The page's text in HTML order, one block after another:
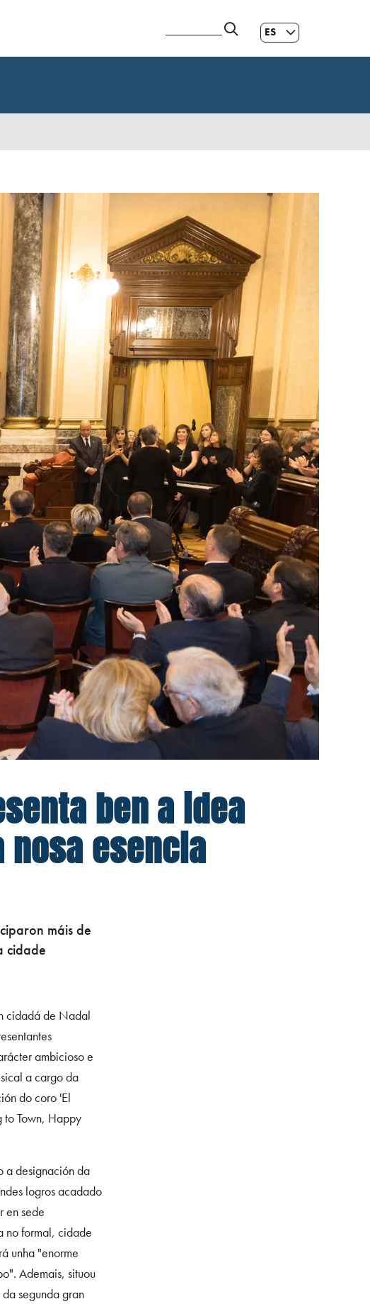
ES
GL|
EN
ben a idea
esencia
máis de
cidade
cidadá de Nadal
ambicioso e
a cargo da
do coro 'El
to Town, Happy
a designación da
logros acadado
en sede
no formal, cidade
unha "enorme
Ademais, situou
segunda gran